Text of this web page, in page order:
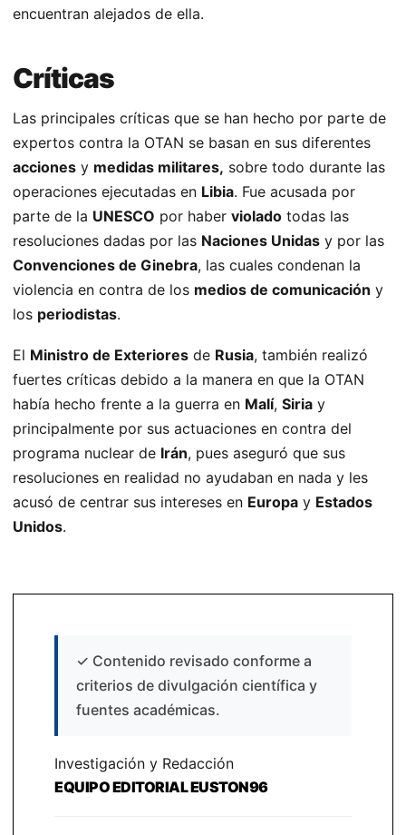
encuentran alejados de ella.
Críticas
Las principales críticas que se han hecho por parte de
expertos contra la OTAN se basan en sus diferentes
acciones y medidas militares, sobre todo durante las
operaciones ejecutadas en Libia. Fue acusada por
parte de la UNESCO por haber violado todas las
resoluciones dadas por las Naciones Unidas y por las
Convenciones de Ginebra, las cuales condenan la
violencia en contra de los medios de comunicación y
los periodistas.
El Ministro de Exteriores de Rusia, también realizó
fuertes críticas debido a la manera en que la OTAN
había hecho frente a la guerra en Malí, Siria y
principalmente por sus actuaciones en contra del
programa nuclear de Irán, pues aseguró que sus
resoluciones en realidad no ayudaban en nada y les
acusó de centrar sus intereses en Europa y Estados
Unidos.
✓ Contenido revisado conforme a
criterios de divulgación científica y
fuentes académicas.
Investigación y Redacción
EQUIPO EDITORIAL EUSTON96